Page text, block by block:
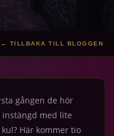
← TILLBAKA TILL BLOGGEN
gången de hör
instängd med lite
Här kommer tio